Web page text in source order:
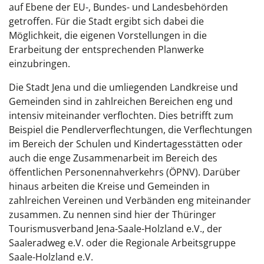
auf Ebene der EU-, Bundes- und Landesbehörden
getroffen. Für dieStadt ergibt sich dabei die
Möglichkeit, die eigenen Vorstellungen in die
Erarbeitung der entsprechenden Planwerke
einzubringen.
Die Stadt Jena und die umliegenden Landkreise und
Gemeinden sind in zahlreichen Bereichen eng und
intensiv miteinander verflochten. Dies betrifft zum
Beispiel die Pendlerverflechtungen, die Verflechtungen
im Bereich der Schulen und Kindertagesstätten oder
auch die enge Zusammenarbeit im Bereich des
öffentlichen Personennahverkehrs (ÖPNV). Darüber
hinaus arbeiten die Kreise und Gemeinden in
zahlreichen Vereinen und Verbänden eng miteinander
zusammen. Zu nennen sind hier der Thüringer
Tourismusverband Jena-Saale-Holzland e.V., der
Saaleradweg e.V. oder die Regionale Arbeitsgruppe
Saale-Holzland e.V.